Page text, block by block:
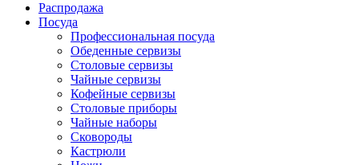
Распродажа
Посуда
Профессиональная посуда
Обеденные сервизы
Столовые сервизы
Чайные сервизы
Кофейные сервизы
Столовые приборы
Чайные наборы
Сковороды
Кастрюли